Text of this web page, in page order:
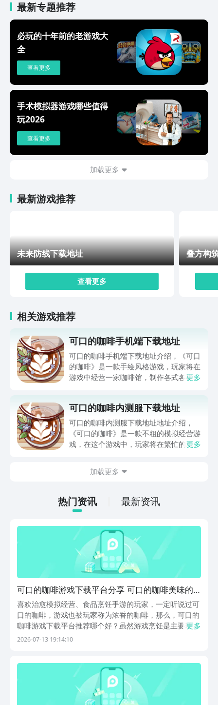
花，画出爱心，还有小熊等图案。除了制作之外，经营也
是一个关键的玩法。在完成订单之后就可以赚金币，金币
就可以用来去升级咖啡机，还有磨豆机，可以迅速的提升
制作的速度。还能购买壁纸，还有绿植装饰店铺。把小店
直接打造成复古风以及森系风，伴随着等级的提升，就可
以解锁更多的咖啡配方。例如摩卡，还有冷萃以及巧克力
碎等配料，可以满足所有人的口味。游戏中还有200多个
需要认真的服务他们，不仅可以赚更多的钱，还可以轻松
的解锁支线剧情，听他们分享一下生活的趣事，感受一下
人和人之间的温暖连接。主线任务还会引导你解锁新的配
方，服务指定数量的顾客，就可以朝着更好的目标前进。
游戏的画风清新可爱卡通的角色一看就比较治愈，搭配轻
松的BGM。就会拥有视听双重享受，玩起来还是比较解
压的，大家可以打开游戏，做几杯咖啡去忘掉一整天的烦
恼。完全沉浸于游戏中，并不会担心被打乱。可口的咖啡
更是一场治愈的咖啡之旅，大家可以感受经营小店的成就
最新专题推荐
必玩的十年前的老游戏大
全
查看更多
手术模拟器游戏哪些值得
玩2026
查看更多
加载更多
最新游戏推荐
未来防线下载地址
查看更多
叠方构
相关游戏推荐
可口的咖啡手机端下载地址
可口的咖啡手机端下载地址介绍，《可口
的咖啡》是一款手绘风格游戏，玩家将在
游戏中经营一家咖啡馆，制作各式各样的
经营咖啡馆的乐趣。想要体验的玩家可以
点击下方链接下载预约体验！
更多
可口的咖啡内测服下载地址
可口的咖啡内测服下载地址地址介绍，
《可口的咖啡》是一款不粗的模拟经营游
戏，在这个游戏中，玩家将在繁忙的城镇
能自由设计和装饰咖啡馆，打造出自己心
详细介绍，感兴趣的玩家点击下方链接下
载预约即可。
更多
加载更多
热门资讯 最新资讯
可口的咖啡游戏下载平台分享 可口的咖啡美味的
咖啡下载哪些平台好
喜欢治愈模拟经营、食品烹饪手游的玩家，一定听说过可
口的咖啡，游戏也被玩家称为浓香的咖啡，那么，可口的
咖啡游戏下载平台推荐哪个好？虽然游戏烹饪是主要玩
法，但在制作咖啡的过程中，还需要进行店铺经营，做好
犀...
更多
2026-07-13 19:14:10